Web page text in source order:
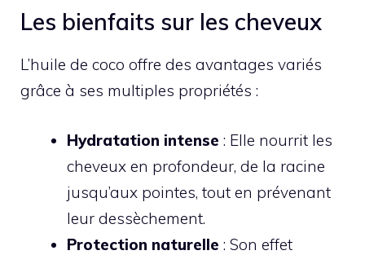
Les bienfaits sur les cheveux
L’huile de coco offre des avantages variés
grâce à ses multiples propriétés :
Hydratation intense : Elle nourrit les
cheveux en profondeur, de la racine
jusqu’aux pointes, tout en prévenant
leur dessèchement.
Protection naturelle : Son effet